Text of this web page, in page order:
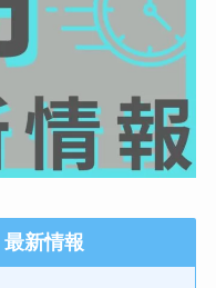
最新情報